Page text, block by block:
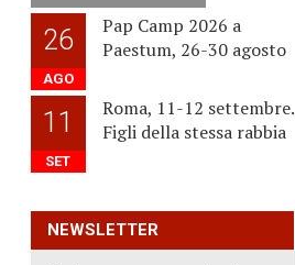
26
AGO
Pap Camp 2026 a
Paestum, 26-30 agosto
11
SET
Roma, 11-12 settembre.
Figli della stessa rabbia
NEWSLETTER